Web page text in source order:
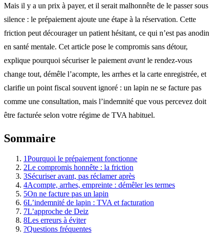
Mais il y a un prix à payer, et il serait malhonnête de le passer sous
silence : le prépaiement ajoute une étape à la réservation. Cette
friction peut décourager un patient hésitant, ce qui n’est pas anodin
en santé mentale. Cet article pose le compromis sans détour,
explique pourquoi sécuriser le paiement avantle rendez-vous
change tout, démêle l’acompte, les arrhes et la carte enregistrée, et
clarifie un point fiscal souvent ignoré : un lapin ne se facture pas
comme une consultation, mais l’indemnité que vous percevez doit
être facturée selon votre régime de TVA habituel.
Sommaire
1Pourquoi le prépaiement fonctionne
2Le compromis honnête : la friction
3Sécuriser avant, pas réclamer après
4Acompte, arrhes, empreinte : démêler les termes
5On ne facture pas un lapin
6L’indemnité de lapin : TVA et facturation
7L’approche de Deiz
8Les erreurs à éviter
?Questions fréquentes